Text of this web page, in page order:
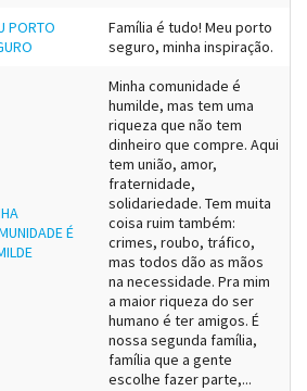
PORTO
Família é tudo! Meu porto
seguro, minha inspiração.
É
Minha comunidade é
humilde, mas tem uma
riqueza que não tem
dinheiro que compre. Aqui
tem união, amor,
fraternidade,
solidariedade. Tem muita
coisa ruim também:
crimes, roubo, tráfico,
mas todos dão as mãos
na necessidade. Pra mim
a maior riqueza do ser
humano é ter amigos. É
nossa segunda família,
família que a gente
escolhe fazer parte,...